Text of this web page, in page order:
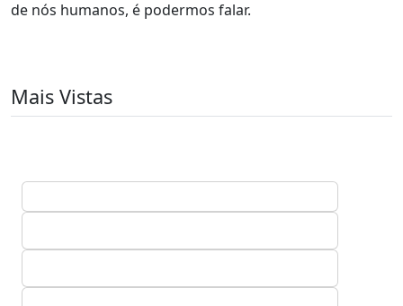
de nós humanos, é podermos falar.
Mais Vistas